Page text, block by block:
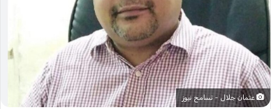
عثمان جلال - تسامح نيوز